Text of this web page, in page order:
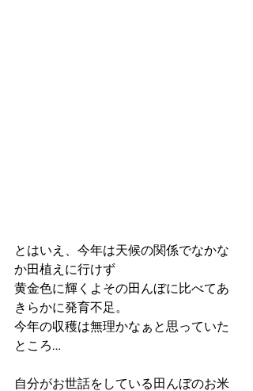
とはいえ、今年は天候の関係でなかな
か田植えに行けず
黄金色に輝くよその田んぼに比べてあ
きらかに発育不足。
今年の収穫は無理かなぁと思っていた
ところ…
自分がお世話をしている田んぼのお米